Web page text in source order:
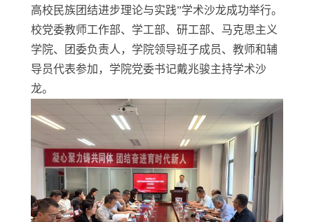
高校民族团结进步理论与实践”学术沙龙成功举行。
校党委教师工作部、学工部、研工部、马克思主义
学院、团委负责人，学院领导班子成员、教师和辅
导员代表参加，学院党委书记戴兆骏主持学术沙
龙。